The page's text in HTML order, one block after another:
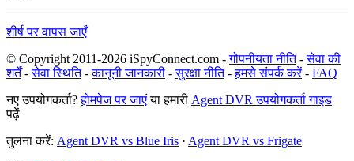
शीर्ष पर वापस जाएँ
© Copyright 2011-2026 iSpyConnect.com -गोपनीयता नीति-सेवा की
शर्तें-सेवा स्थिति-कानूनी जानकारी -सुरक्षा नीति-हमसे संपर्क करें- FAQ
नए उपयोगकर्ता?होमपेज पर जाएंया हमारी Agent DVR उपयोगकर्ता गाइड
पढ़ें
तुलना करें: Agent DVR vs Blue Iris · Agent DVR vs Frigate